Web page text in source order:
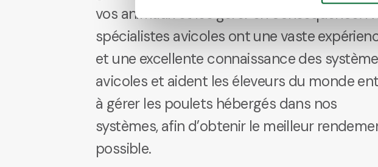
vos animaux et les gérer en conséquence.
spécialistes avicoles ont une vaste
et une excellente connaissance des
avicoles et aident les éleveurs du monde
à gérer les poulets hébergés dans nos
systèmes, afin d’obtenir le meilleur
possible.